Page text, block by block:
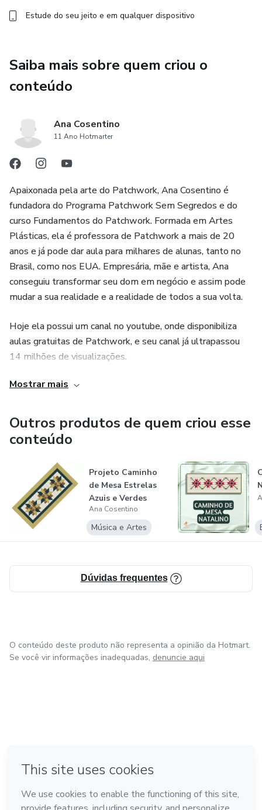
Estude do seu jeito e em qualquer dispositivo
Saiba mais sobre quem criou o
conteúdo
Ana Cosentino
11 Ano Hotmarter
Apaixonada pela arte do Patchwork, Ana Cosentino é
fundadora do Programa Patchwork Sem Segredos e do
curso Fundamentos do Patchwork. Formada em Artes
Plásticas, ela é professora de Patchwork a mais de 20
anos e já pode dar aula para milhares de alunas, tanto no
Brasil, como nos EUA. Empresária, mãe e artista, Ana
conseguiu transformar seu dom em negócio e assim pode
mudar a sua realidade e a realidade de todos a sua volta.
Hoje ela possui um canal no youtube, onde disponibiliza
aulas gratuitas de Patchwork, e seu canal já ultrapassou
14 milhões de visualizações.
Mostrar mais
Outros produtos de quem criou esse
conteúdo
Projeto Caminho
de Mesa Estrelas
Azuis e Verdes
Ana Cosentino
Música e Artes
Dúvidas frequentes
O conteúdo deste produto não representa a opinião da Hotmart.
Se você vir informações inadequadas, denuncie aqui
Feito com ❤ na Cidade do México